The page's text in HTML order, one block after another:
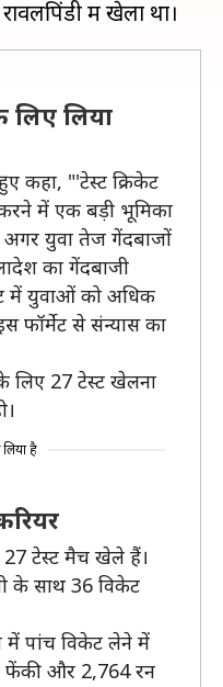
लिया
कहा, "'टेस्ट क्रिकेट
करने में एक बड़ी भूमिका
युवा तेज गेंदबाजों
का गेंदबाजी
में युवाओं को अधिक
फॉर्मेट से संन्यास का
लिए 27 टेस्ट खेलना
है
टेस्ट मैच खेले हैं।
के साथ 36 विकेट
में पांच विकेट लेने में
फेंकी और 2,764 रन